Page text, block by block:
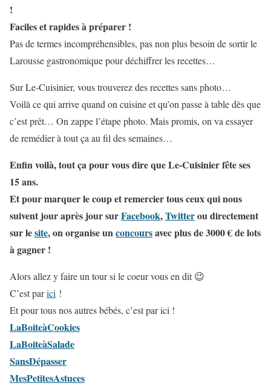
!
Faciles et rapides à préparer !
Pas de termes incompréhensibles, pas non plus besoin de sortir le
Larousse gastronomique pour déchiffrer les recettes…
Sur Le-Cuisinier, vous trouverez des recettes sans photo…
Voilà ce qui arrive quand on cuisine et qu’on passe à table dès que
c’est prêt… On zappe l’étape photo. Mais promis, on va essayer
de remédier à tout ça au fil des semaines…
Enfin voilà, tout ça pour vous dire que Le-Cuisinier fête ses
15 ans.
Et pour marquer le coup et remercier tous ceux qui nous
suivent jour après jour surFacebook,Twitterou directement
sur lesite, on organise unconcoursavec plus de 3000 € de lots
à gagner !
Alors allez y faire un tour si le coeur vous en dit 😉
C’est parici !
Et pour tous nos autres bébés, c’est par ici !
LaBoiteàCookies
LaBoiteàSalade
SansDépasser
MesPetitesAstuces